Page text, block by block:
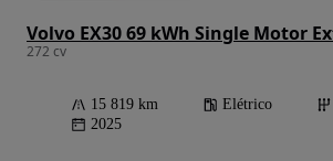
272 cv
15 819 km Elétrico
2025